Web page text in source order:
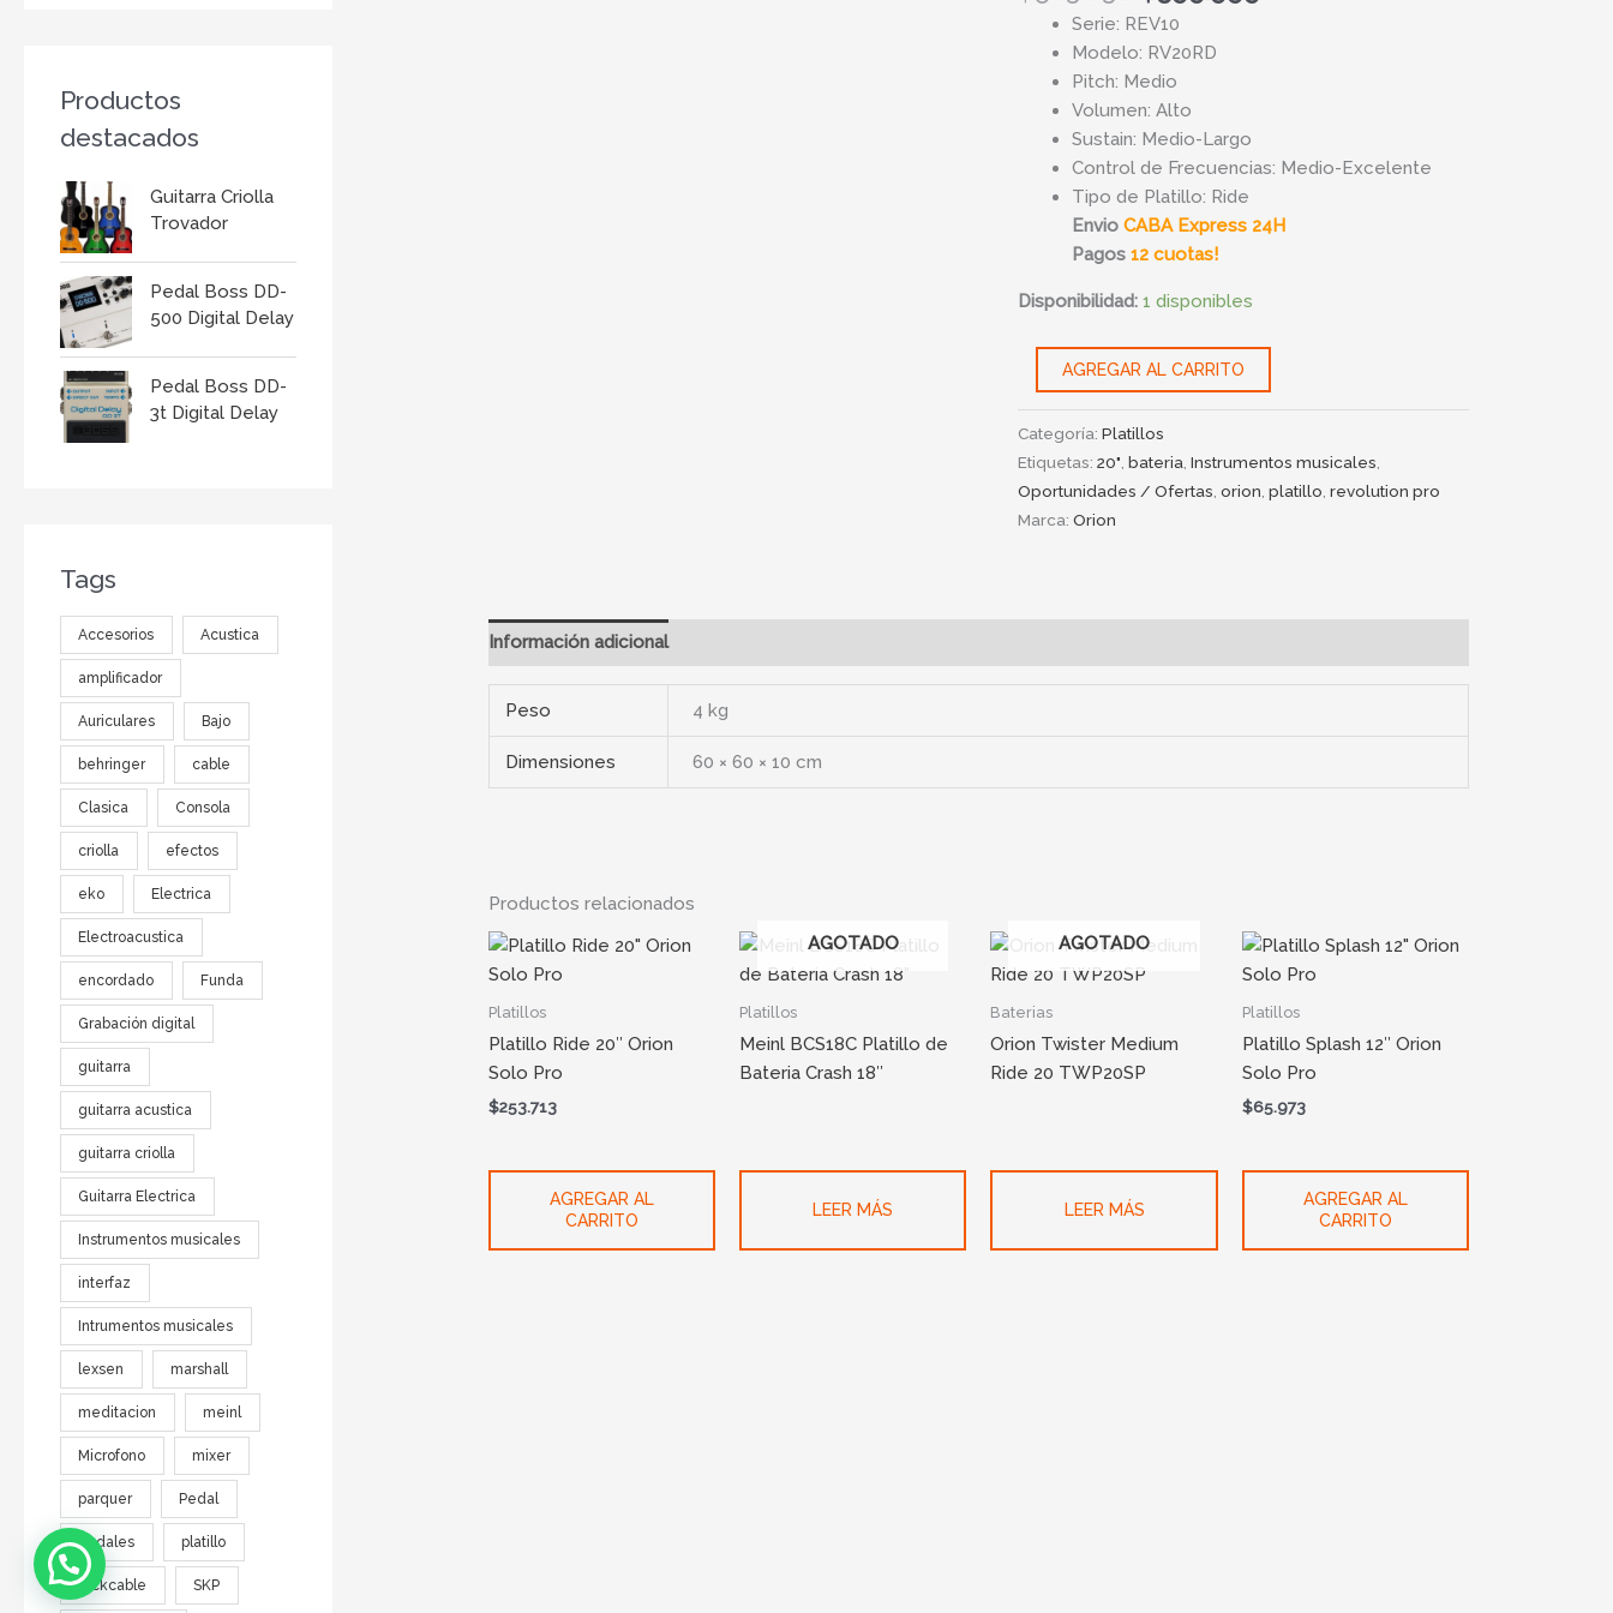
Productos
destacados
Guitarra Criolla
Trovador
Pedal Boss DD-
500 Digital Delay
Pedal Boss DD-
3t Digital Delay
Tags
Accesorios Acustica
amplificador
Auriculares Bajo
behringer cable
Clasica Consola
criolla efectos
eko Electrica
Electroacustica
encordado Funda
Grabación digital
guitarra
guitarra acustica
guitarra criolla
Guitarra Electrica
Instrumentos musicales
interfaz
Intrumentos musicales
lexsen marshall
meditacion meinl
Microfono mixer
parquer Pedal
pedales platillo
rockcable SKP
Serie: REV10
Modelo: RV20RD
Pitch: Medio
Volumen: Alto
Sustain: Medio-Largo
Control de Frecuencias: Medio-Excelente
Tipo de Platillo: Ride
EnvioCABA Express 24H
Pagos12 cuotas!
Disponibilidad: 1 disponibles
Exposicion
cantidad
AGREGAR AL CARRITO
Categoría:Platillos
Etiquetas:20" ,bateria ,Instrumentos musicales
Oportunidades / Ofertas ,orion ,platillo ,revolution pro
Marca:Orion
Información adicional
Peso 4 kg
Dimensiones 60 × 60 × 10 cm
Productos relacionados
Platillos
Platillo Ride 20″ Orion
Solo Pro
$253.713
AGREGAR AL
CARRITO
AGOTADO
Platillos
Meinl BCS18C Platillo de
Bateria Crash 18″
LEER MÁS
AGOTADO
Baterias
Orion Twister Medium
Ride 20 TWP20SP
LEER MÁS
Platillos
Platillo Splash 12″ Orion
Solo Pro
$65.973
AGREGAR AL
CARRITO